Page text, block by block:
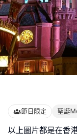
節日限定 聖誕
以上圖片都是在香